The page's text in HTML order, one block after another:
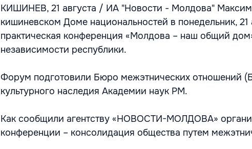
КИШИНЕВ, 21 августа / ИА "Новости - Молдова"
кишиневском Доме национальностей в понедельник, 21
практическая конференция «Молдова – наш общий
независимости республики.
Форум подготовили Бюро межэтнических отношений
культурного наследия Академии наук РМ.
Как сообщили агентству «НОВОСТИ-МОЛДОВА»
конференции – консолидация общества путем